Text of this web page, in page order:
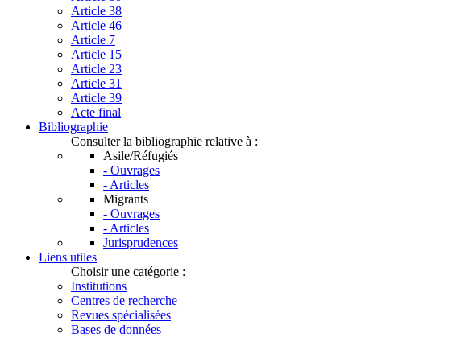
Article 38
Article 46
Article 7
Article 15
Article 23
Article 31
Article 39
Acte final
Bibliographie
Consulter la bibliographie relative à :
Asile/Réfugiés
- Ouvrages
- Articles
Migrants
- Ouvrages
- Articles
Jurisprudences
Liens utiles
Choisir une catégorie :
Institutions
Centres de recherche
Revues spécialisées
Bases de données